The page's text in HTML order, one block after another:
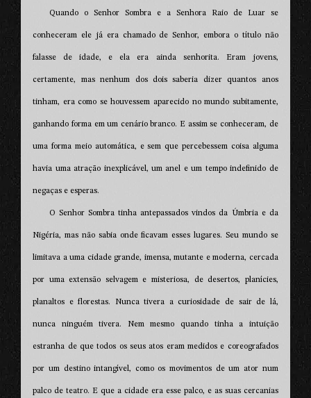
Quando o Senhor Sombra e a Senhora Raio de Luar se
conheceram ele já era chamado de Senhor, embora o título não
falasse de idade, e ela era ainda senhorita. Eram jovens,
certamente, mas nenhum dos dois saberia dizer quantos anos
tinham, era como se houvessem aparecido no mundo subitamente,
ganhando forma em um cenário branco. E assim se conheceram, de
uma forma meio automática, e sem que percebessem coisa alguma
havia uma atração inexplicável, um anel e um tempo indefinido de
negaças e esperas.
O Senhor Sombra tinha antepassados vindos da Úmbria e da
Nigéria, mas não sabia onde ficavam esses lugares. Seu mundo se
limitava a uma cidade grande, imensa, mutante e moderna, cercada
por uma extensão selvagem e misteriosa, de desertos, planícies,
planaltos e florestas. Nunca tivera a curiosidade de sair de lá,
nunca ninguém tivera. Nem mesmo quando tinha a intuição
estranha de que todos os seus atos eram medidos e coreografados
por um destino intangível, como os movimentos de um ator num
palco de teatro. E que a cidade era esse palco, e as suas cercanias